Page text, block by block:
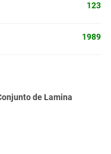
123
1989
de Lamina